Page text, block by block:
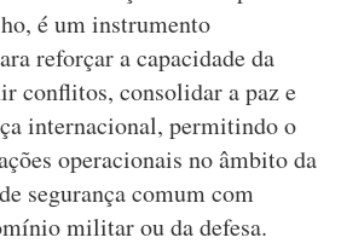
é um instrumento
reforçar a capacidade da
conflitos, consolidar a paz e
internacional, permitindo o
operacionais no âmbito da
segurança comum com
militar ou da defesa.